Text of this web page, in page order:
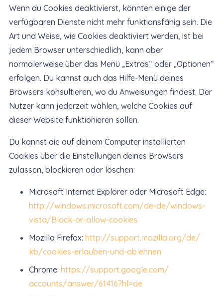
Wenn du Cookies deaktivierst, könnten einige der
verfügbaren Dienste nicht mehr funktionsfähig sein. Die
Art und Weise, wie Cookies deaktiviert werden, ist bei
jedem Browser unterschiedlich, kann aber
normalerweise über das Menü „Extras“ oder „Optionen“
erfolgen. Du kannst auch das Hilfe-Menü deines
Browsers konsultieren, wo du Anweisungen findest. Der
Nutzer kann jederzeit wählen, welche Cookies auf
dieser Website funktionieren sollen.
Du kannst die auf deinem Computer installierten
Cookies über die Einstellungen deines Browsers
zulassen, blockieren oder löschen:
Microsoft Internet Explorer oder Microsoft Edge:
http://windows.microsoft.com/de-de/windows-
vista/Block-or-allow-cookies
Mozilla Firefox: http://support.mozilla.org/de/
kb/cookies-erlauben-und-ablehnen
Chrome: https://support.google.com/
accounts/answer/61416?hl=de